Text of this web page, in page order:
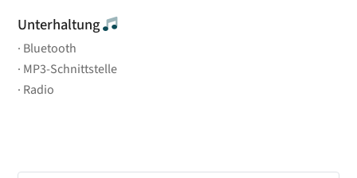
Unterhaltung
Bluetooth
MP3-Schnittstelle
Radio